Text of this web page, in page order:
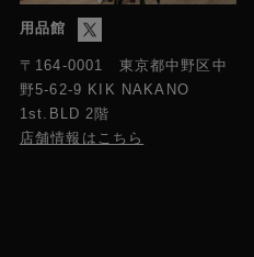
用品館
〒164-0001 東京都中野区中
野5-62-9 KIK NAKANO
1st.BLD 2階
店舗情報はこちら